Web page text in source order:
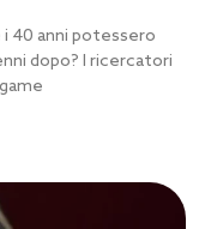
i 40 anni potessero
dopo? I ricercatori